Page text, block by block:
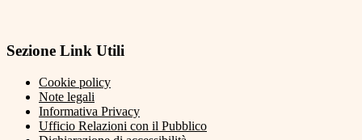
Sezione Link Utili
Cookie policy
Note legali
Informativa Privacy
Ufficio Relazioni con il Pubblico